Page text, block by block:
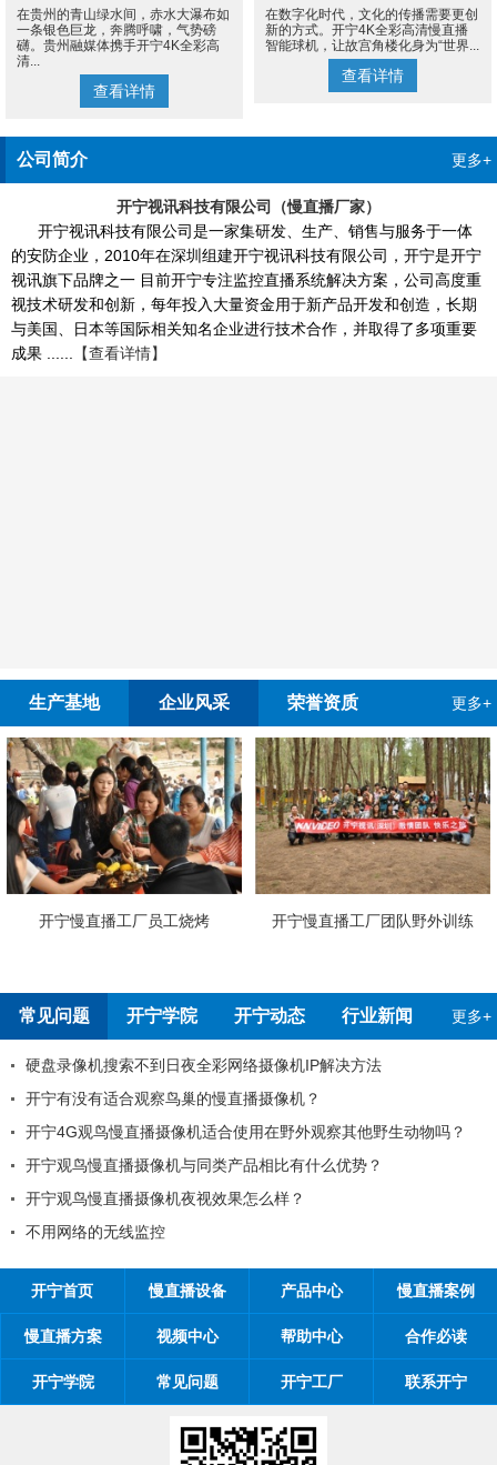
宁4K慢直播摄像机
在贵州的青山绿水间，赤水大瀑布如
一条银色巨龙，奔腾呼啸，气势磅
礴。贵州融媒体携手开宁4K全彩高
清...
查看详情
宫角楼成为世界的文化客厅
在数字化时代，文化的传播需要更创
新的方式。开宁4K全彩高清慢直播
智能球机，让故宫角楼化身为“世界...
查看详情
公司简介 更多+
开宁视讯科技有限公司（慢直播厂家）
开宁视讯科技有限公司是一家集研发、生产、销售与服务于一体
的安防企业，2010年在深圳组建开宁视讯科技有限公司，开宁是开宁
视讯旗下品牌之一 目前开宁专注监控直播系统解决方案，公司高度重
视技术研发和创新，每年投入大量资金用于新产品开发和创造，长期
与美国、日本等国际相关知名企业进行技术合作，并取得了多项重要
成果 ......
【查看详情】
生产基地 企业风采 荣誉资质 更多+
开宁慢直播工厂员工烧烤 开宁慢直播工厂团队野外训练
常见问题 开宁学院 开宁动态 行业新闻 更多+
硬盘录像机搜索不到日夜全彩网络摄像机IP解决方法
开宁有没有适合观察鸟巢的慢直播摄像机？
开宁4G观鸟慢直播摄像机适合使用在野外观察其他野生动物吗？
开宁观鸟慢直播摄像机与同类产品相比有什么优势？
开宁观鸟慢直播摄像机夜视效果怎么样？
不用网络的无线监控
开宁首页 慢直播设备 产品中心 慢直播案例
慢直播方案 视频中心 帮助中心 合作必读
开宁学院 常见问题 开宁工厂 联系开宁